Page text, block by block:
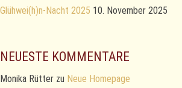
Glühwei(h)n-Nacht 2025 10. November 2025
NEUESTE KOMMENTARE
Monika Rütter zu Neue Homepage